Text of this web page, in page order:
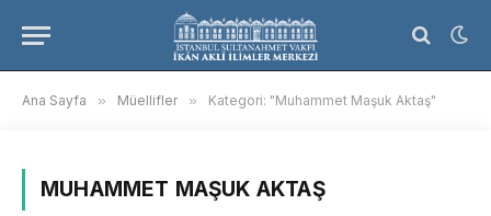
Ana Sayfa » Müellifler » Kategori: "Muhammet Maşuk Aktaş"
MUHAMMET MAŞUK AKTAŞ